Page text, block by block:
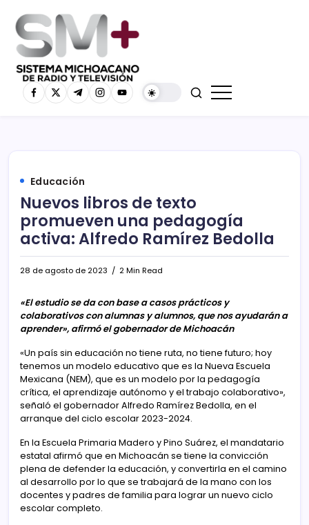
Educación
Nuevos libros de texto
promueven una pedagogía
activa: Alfredo Ramírez Bedolla
28 de agosto de 2023 2 Min Read
«El estudio se da con base a casos prácticos y
colaborativos con alumnas y alumnos, que nos ayudarán a
aprender», afirmó el gobernador de Michoacán
«Un país sin educación no tiene ruta, no tiene futuro; hoy
tenemos un modelo educativo que es la Nueva Escuela
Mexicana (NEM), que es un modelo por la pedagogía
crítica, el aprendizaje autónomo y el trabajo colaborativo»,
señaló el gobernador Alfredo Ramírez Bedolla, en el
arranque del ciclo escolar 2023-2024.
En la Escuela Primaria Madero y Pino Suárez, el mandatario
estatal afirmó que en Michoacán se tiene la convicción
plena de defender la educación, y convertirla en el camino
al desarrollo por lo que se trabajará de la mano con los
docentes y padres de familia para lograr un nuevo ciclo
escolar completo.